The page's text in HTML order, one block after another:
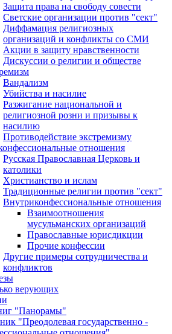
Защита права на свободу совести
Светские организации против "сект"
Диффамация религиозных
организаций и конфликты со СМИ
Акции в защиту нравственности
Дискуссии о религии и обществе
Вандализм
Убийства и насилие
Разжигание национальной и
религиозной розни и призывы к
насилию
Противодействие экстремизму
отношения
Русская Православная Церковь и
католики
Христианство и ислам
Традиционные религии против "сект"
Внутриконфессиональные отношения
Взаимоотношения
мусульманских организаций
Православные юрисдикции
Прочие конфессии
Другие примеры сотрудничества и
конфликтов
верующих
"Панорамы"
"Преодолевая государственно -